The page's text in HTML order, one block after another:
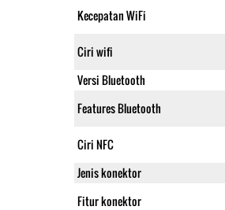
Kecepatan WiFi
Ciri wifi
Versi Bluetooth
Features Bluetooth
Ciri NFC
Jenis konektor
Fitur konektor